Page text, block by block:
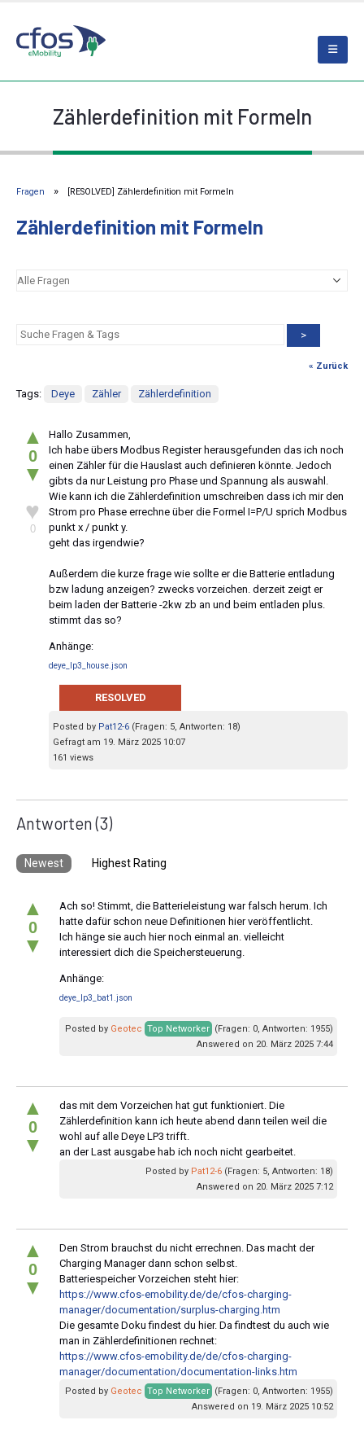
Zählerdefinition mit Formeln
Fragen [RESOLVED] Zählerdefinition mit Formeln
Zählerdefinition mit Formeln
>
« Zurück
Tags: Deye Zähler Zählerdefinition
▲
0
▼
♥
0
Hallo Zusammen,
Ich habe übers Modbus Register herausgefunden das ich noch
einen Zähler für die Hauslast auch definieren könnte. Jedoch
gibts da nur Leistung pro Phase und Spannung als auswahl.
Wie kann ich die Zählerdefinition umschreiben dass ich mir den
Strom pro Phase errechne über die Formel I=P/U sprich Modbus
punkt x / punkt y.
geht das irgendwie?
Außerdem die kurze frage wie sollte er die Batterie entladung
bzw ladung anzeigen? zwecks vorzeichen. derzeit zeigt er
beim laden der Batterie -2kw zb an und beim entladen plus.
stimmt das so?
Anhänge:
deye_lp3_house.json
RESOLVED
Posted by Pat12-6 (Fragen: 5, Antworten: 18)
Gefragt am 19. März 2025 10:07
161 views
Antworten(3)
Newest Highest Rating
▲
0
▼
Ach so! Stimmt, die Batterieleistung war falsch herum. Ich
hatte dafür schon neue Definitionen hier veröffentlicht.
Ich hänge sie auch hier noch einmal an. vielleicht
interessiert dich die Speichersteuerung.
Anhänge:
deye_lp3_bat1.json
Posted by Geotec Top Networker (Fragen: 0, Antworten: 1955)
Answered on 20. März 2025 7:44
▲
0
▼
das mit dem Vorzeichen hat gut funktioniert. Die
Zählerdefinition kann ich heute abend dann teilen weil die
wohl auf alle Deye LP3 trifft.
an der Last ausgabe hab ich noch nicht gearbeitet.
Posted by Pat12-6 (Fragen: 5, Antworten: 18)
Answered on 20. März 2025 7:12
▲
0
▼
Den Strom brauchst du nicht errechnen. Das macht der
Charging Manager dann schon selbst.
Batteriespeicher Vorzeichen steht hier:
https://www.cfos-emobility.de/de/cfos-charging-
manager/documentation/surplus-charging.htm
Die gesamte Doku findest du hier. Da findtest du auch wie
man in Zählerdefinitionen rechnet:
https://www.cfos-emobility.de/de/cfos-charging-
manager/documentation/documentation-links.htm
Posted by Geotec Top Networker (Fragen: 0, Antworten: 1955)
Answered on 19. März 2025 10:52